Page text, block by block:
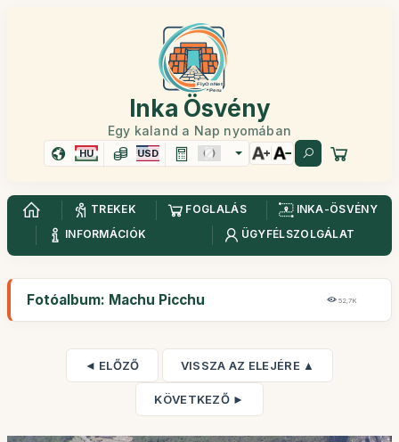
Inka Ösvény
Egy kaland a Nap nyomában
HU USD
TREKEK FOGLALÁS
INKA-ÖSVÉNY
INFORMÁCIÓK
ÜGYFÉLSZOLGÁLAT
Fotóalbum: Machu Picchu 52,7K
◄ ELŐZŐ VISSZA AZ ELEJÉRE ▲
KÖVETKEZŐ ►